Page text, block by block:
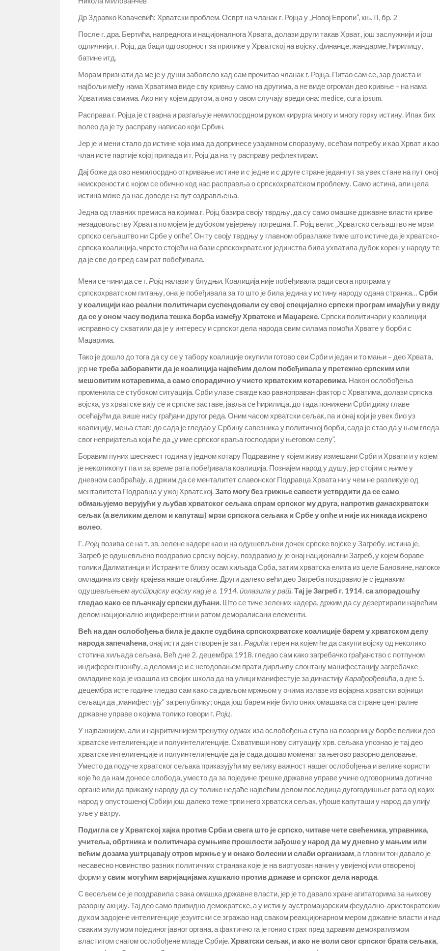
Др Здравко Ковачевић: Хрватски проблем. Осврт на чланак г. Ројца у „Новој Европи“, књ. II, бр. 2
После г. дра. Бертића, напреднога и нацијоналнога Хрвата, долази други такав Хрват, још заслужнији и још
одличнији, г. Ројц, да баци одговорност за прилике у Хрватској на војску, финанце, жандарме, ћирилицу,
батине итд.
Морам признати да ме је у души заболело кад сам прочитао чланак г. Ројца. Питао сам се, зар доиста и
најбољи међу нама Хрватима виде сву кривњу само на другима, а не виде огроман део кривње – на нама
Хрватима самима. Ако ни у којем другом, а оно у овом случају вреди она: medice, cura ipsum.
Расправа г. Ројца је стварна и разгаљује немилосрдном руком кирурга многу и многу горку истину. Ипак бих
волео да је ту расправу написао који Србин.
Јер је и мени стало до истине која има да допринесе узајамном споразуму, осећам потребу и као Хрват и као
члан исте партије којој припада и г. Ројц да на ту расправу рефлектирам.
Дај боже да ово немилосрдно откривање истине и с једне и с друге стране једанпут за увек стане на пут оној
неискрености с којом се обично код нас расправља о српскохрватском проблему. Само истина, али цела
истина може да нас доведе на пут оздрављења.
Једна од главних премиса на којима г. Ројц базира своју тврдњу, да су само омашке државне власти криве
незадовољству Хрвата по мојем је дубоком увјерењу погрешна. Г. Ројц вели: „Хрватско сељаштво не мрзи
српско сељаштво ни Србе у опће”. Он ту своју тврдњу у главном образлаже тиме што истиче да је хрватско-
српска коалиција, чврсто стојећи на бази српскохрватског јединства била ухватила дубок корен у народу те
да је све до пред сам рат побеђивала.
Мени се чини да се г.Ројц налази у блудњи. Коалиција није побеђивала ради свога програма у
српскохрватском питању, она је побеђивала за то што је била једина у истину народу одана странка… Срби
у коалицији као реални политичари суспендовали су свој специјално српски програм имајући у виду
да се у оном часу водила тешка борба између Хрватске и Маџарске. Српски политичари у коалицији
исправно су схватили да је у интересу и српског дела народа свим силама помоћи Хрвате у борби с
Маџарима.
Тако је дошло до тога да су се у табору коалиције окупили готово сви Срби и један и то мањи – део Хрвата,
јер не треба заборавити да је коалиција највећим делом побеђивала у претежно српским или
мешовитим котаревима, а само спорадично у чисто хрватским котаревима. Након ослобођења
променила се стубоком ситуација. Срби улазе свагде као равноправан фактор с Хрватима, долази српска
војска, уз хрватске вију се и српске заставе, јавља се ћирилица, до тада понижени Срби дижу главе
осећајући да више нису грађани другог реда. Оним часом хрватски сељак, па и онај који је увек био уз
коалицију, мења став: до сада је гледао у Србину савезника у политичкој борби, сада је стао да у њем гледа
свог непријатеља који ће да „у име српског краља господари у његовом селу”.
Боравим пуних шеснаест година у једном котару Подравине у којем живу измешани Срби и Хрвати и у којем
је неколикопут па и за време рата побеђивала коалиција. Познајем народ у душу, јер стојим с њиме у
дневном саобраћају, а држим да се менталитет славонског Подравца Хрвата ни у чем не разликује од
менталитета Подравца у ужој Хрватској.Зато могу без грижње савести устврдити да се само
обмањујемо верујући у љубав хрватског сељака спрам српског му друга, напротивданасхрватски
сељак (а великим делом и капуташ) мрзи српскога сељака и Србе у опће и није их никада искрено
волео.
Г.Ројц позива се на т. зв. зелене кадере као и на одушевљени дочек српске војске у Загребу. истина је,
Загреб је одушевљено поздравио српску војску, поздравио ју је онај нацијонални Загреб, у којем бораве
толики Далматинци и Истрани те близу осам хиљада Срба, затим хрватска елита из целе Бановине,
омладина из свију крајева наше отаџбине. Други далеко већи део Загреба поздравио је с једнаким
одушевљењемаустријску војску кад је г. 1914. полазила у рат.Тај је Загреб г. 1914. са злорадошћу
гледао како се пљачкају српски дућани. Што се тиче зелених кадера, држим да су дезертирали највећим
делом нацијонално индиферентни и ратом деморалисани елементи.
Већ на дан ослобођења била је дакле судбина српскохрватске коалиције барем у хрватском делу
народа запечаћена, онај исти дан створен је за г.Радићатерен на којем ће да сакупи војску од неколико
стотина хиљада сељака. Већ дне 2. децембра 1918. гледао сам како загребачко грађанство с потпуном
индиферентношћу, а деломице и с негодовањем прати дирљиву спонтану манифестацију загребачке
омладине која је изашла из својих школа да на улици манифестује за династијуКарађорђевића, а дне 5.
децембра исте године гледао сам како са дивљом мржњом у очима излазе из војарна хрватски војници
сељаци да „манифестују” за републику; онда још барем није било оних омашака са стране централне
државне управе о којима толико говори г.Ројц.
У најважнијем, али и најкритичнијем тренутку одмах иза ослобођења ступа на позорницу борбе велики део
хрватске интелигенције и полуинтелигенције. Схвативши нову ситуацију хрв. сељака упознао је тај део
хрватске интелигенције и полуинтелигенције да је сада дошао моменат за његово разорно деловање.
Уместо да подуче хрватског сељака приказујући му велику важност нашег ослобођења и велике користи
које ће да нам донесе слобода, уместо да за поједине грешке државне управе учине одговорнима дотичне
органе или да прикажу народу да су толике недаће највећим делом последица дугогодишњег рата од којих
народ у опустошеној Србији још далеко теже трпи него хрватски сељак, уђоше капуташи у народ да улију
уље у ватру.
Подигла се у Хрватској хајка против Срба и свега што је српско, читаве чете свећеника, управника,
учитеља, обртника и политичара сумњиве прошлости зађоше у народ да му дневно у мањим или
већим дозама уштрцавају отров мржње у и онако болесни и слаби организам, а главни тон давало је
несавесно новинство разних политичких странака које је на виртуозан начин у увијеној или отвореној
формиу свим могућим варијацијама хушкало против државе и српског дела народа.
С весељем се је поздравила свака омашка државне власти, јер је то давало хране агитаторима за њихову
разорну акцију. Тај део само привидно демократске, а у истину аустромаџарским феудално-
духом задојене интелигенције језуитски се згражао над сваком реакцијонарном мером државне власти и
сваким зулумом појединог јавног органа, а фактично га је гонио страх пред здравим демократизмом
властитом снагом ослобођене младе Србије.Хрватски сељак, и ако не воли свог српског брата сељака,